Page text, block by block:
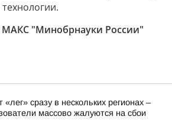
МАКС "Минобрнауки России"
«лег» сразу в нескольких регионах –
массово жалуются на сбои